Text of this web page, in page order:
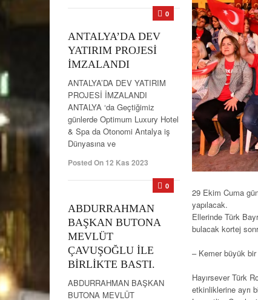
29 Ekim Cuma
yapılacak.
Ellerinde Türk
bulacak kortej
– Kemer büyük bir
Hayırsever Türk
etkinliklerine ayrı
0
ANTALYA’DA DEV
YATIRIM PROJESİ
İMZALANDI
ANTALYA’DA DEV YATIRIM
PROJESİ İMZALANDI
ANTALYA ‘da Geçtiğimiz
günlerde Optimum Luxury Hotel
& Spa da Otonomi Antalya iş
Dünyasına ve
Posted On 12 Kas 2023
0
ABDURRAHMAN
BAŞKAN BUTONA
MEVLÜT
ÇAVUŞOĞLU İLE
BİRLİKTE BASTI.
ABDURRAHMAN BAŞKAN
BUTONA MEVLÜT